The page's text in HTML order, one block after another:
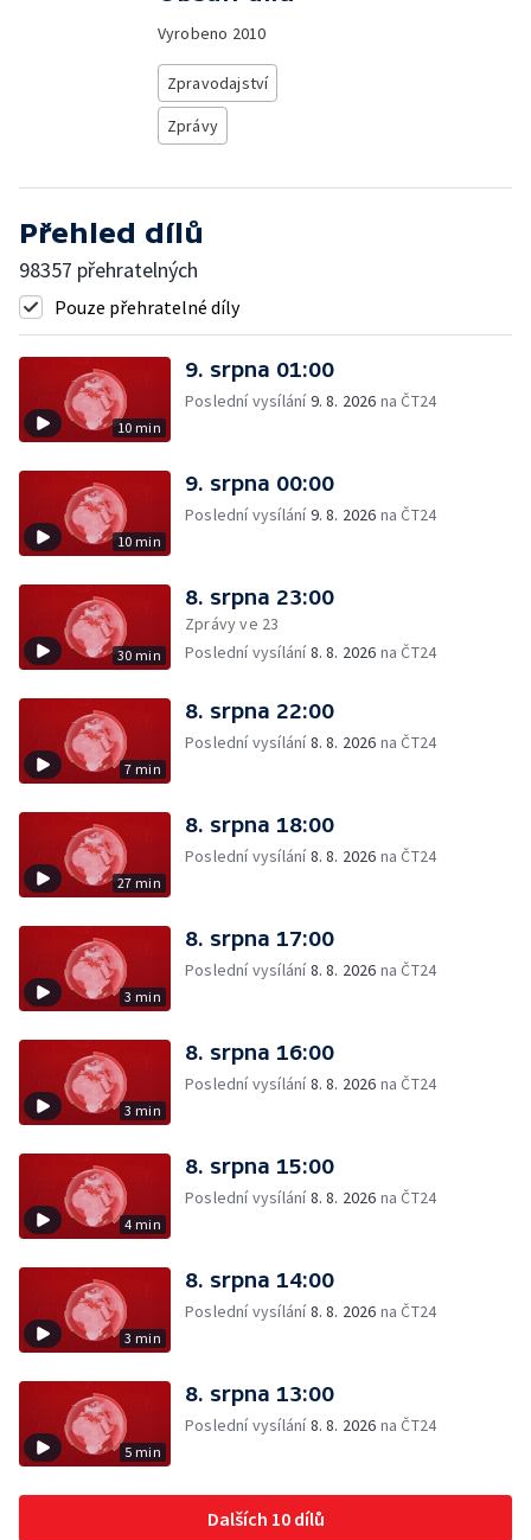
Vyrobeno 2010
Zpravodajství
Zprávy
Přehled dílů
98357 přehratelných
Pouze přehratelné díly
10 min
9. srpna 01:00
Poslední vysílání9. 8. 2026 na ČT24
10 min
9. srpna 00:00
Poslední vysílání9. 8. 2026 na ČT24
30 min
8. srpna 23:00
Zprávy ve 23
Poslední vysílání8. 8. 2026 na ČT24
7 min
8. srpna 22:00
Poslední vysílání8. 8. 2026 na ČT24
27 min
8. srpna 18:00
Poslední vysílání8. 8. 2026 na ČT24
3 min
8. srpna 17:00
Poslední vysílání8. 8. 2026 na ČT24
3 min
8. srpna 16:00
Poslední vysílání8. 8. 2026 na ČT24
4 min
8. srpna 15:00
Poslední vysílání8. 8. 2026 na ČT24
3 min
8. srpna 14:00
Poslední vysílání8. 8. 2026 na ČT24
5 min
8. srpna 13:00
Poslední vysílání8. 8. 2026 na ČT24
Dalších 10 dílů